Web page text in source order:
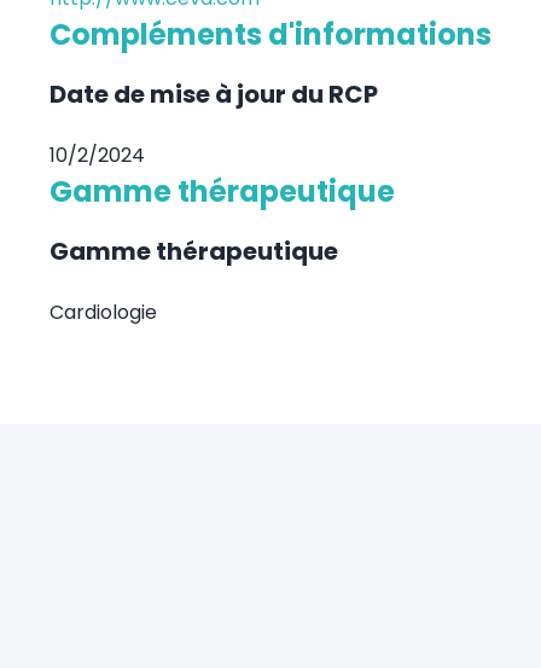
Compléments d'informations
Date de mise à jour du RCP
10/2/2024
Gamme thérapeutique
Gamme thérapeutique
Cardiologie